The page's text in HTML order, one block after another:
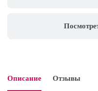
Описание Отзывы